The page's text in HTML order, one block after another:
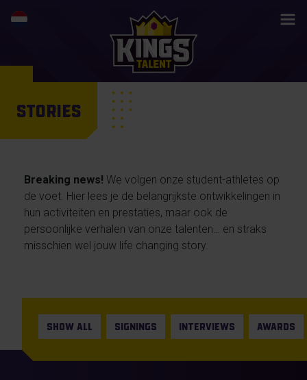
STORIES
Breaking news! We volgen onze student-athletes op
de voet. Hier lees je de belangrijkste ontwikkelingen in
hun activiteiten en prestaties, maar ook de
persoonlijke verhalen van onze talenten… en straks
misschien wel jouw life changing story.
SHOW ALL SIGNINGS INTERVIEWS AWARDS